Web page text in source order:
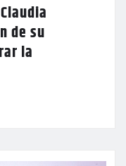
de su
la